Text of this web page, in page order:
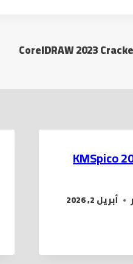
CorelDRAW 2023
KMSpico
أبريل 2, 2026